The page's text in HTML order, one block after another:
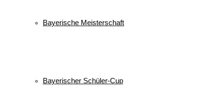
Bayerische Meisterschaft
Bayerischer Schüler-Cup